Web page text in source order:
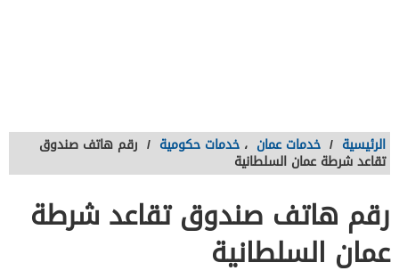
الرئيسية / خدمات عمان ، خدمات حكومية / رقم هاتف صندوق
تقاعد شرطة عمان السلطانية
رقم هاتف صندوق تقاعد شرطة
عمان السلطانية